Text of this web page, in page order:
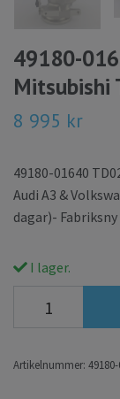
49180-
Mitsubishi
8 995 kr
49180-01640
Audi A3 &
dagar)-
I lager.
Artikelnummer: